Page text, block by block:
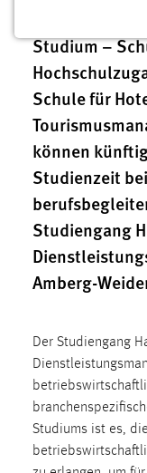
Studium –
Schule für
können
Studienzeit
Studiengang
Amberg-
Der Studiengang
Studiums ist es,
Notwendige
Funktionen und
Website
Name:
Zweck:
Dieser Cookie
Optionen des
Performance
Name:
staticfilecache